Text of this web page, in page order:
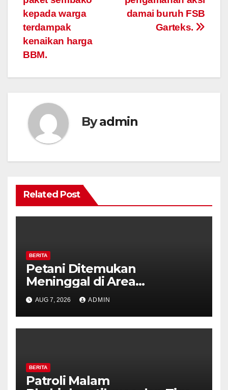
damai buruh FSB
Garteks.
kepada warga
terdampak
kenaikan harga
BBM.
Byadmin
Related Post
BERITA
Petani Ditemukan
Meninggal di Area
Persawahan Kalibeji, Polisi
Pastikan Tidak Ada Tanda
Kekerasan
AUG 7, 2026 ADMIN
BERITA
Patroli Malam